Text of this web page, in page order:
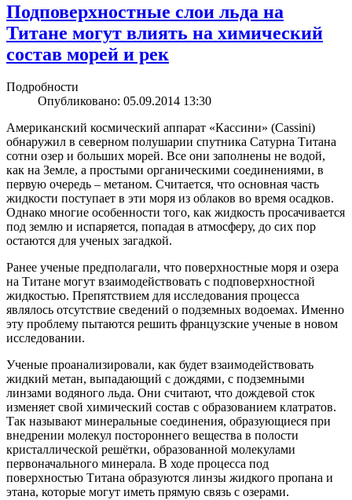
Подповерхностные слои льда на
Титане могут влиять на химический
состав морей и рек
Подробности
Опубликовано: 05.09.2014 13:30
Американский космический аппарат «Кассини» (Cassini)
обнаружил в северном полушарии спутника Сатурна Титана
сотни озер и больших морей. Все они заполнены не водой,
как на Земле, а простыми органическими соединениями, в
первую очередь – метаном. Считается, что основная часть
жидкости поступает в эти моря из облаков во время осадков.
Однако многие особенности того, как жидкость просачивается
под землю и испаряется, попадая в атмосферу, до сих пор
остаются для ученых загадкой.
Ранее ученые предполагали, что поверхностные моря и озера
на Титане могут взаимодействовать с подповерхностной
жидкостью. Препятствием для исследования процесса
являлось отсутствие сведений о подземных водоемах. Именно
эту проблему пытаются решить французские ученые в новом
исследовании.
Ученые проанализировали, как будет взаимодействовать
жидкий метан, выпадающий с дождями, с подземными
линзами водяного льда. Они считают, что дождевой сток
изменяет свой химический состав с образованием клатратов.
Так называют минеральные соединения, образующиеся при
внедрении молекул постороннего вещества в полости
кристаллической решётки, образованной молекулами
первоначального минерала. В ходе процесса под
поверхностью Титана образуются линзы жидкого пропана и
этана, которые могут иметь прямую связь с озерами.